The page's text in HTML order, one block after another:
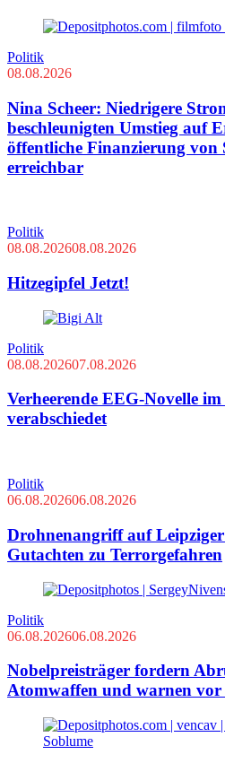
Politik
08.08.2026
Nina Scheer: Niedrigere
beschleunigten Umstieg auf
öffentliche Finanzierung von
erreichbar
Politik
08.08.202608.08.2026
Hitzegipfel Jetzt!
Politik
08.08.202607.08.2026
Verheerende EEG-Novelle
verabschiedet
Politik
06.08.202606.08.2026
Drohnenangriff auf
Gutachten zu Terrorgefahren
Politik
06.08.202606.08.2026
Nobelpreisträger fordern
Atomwaffen und warnen